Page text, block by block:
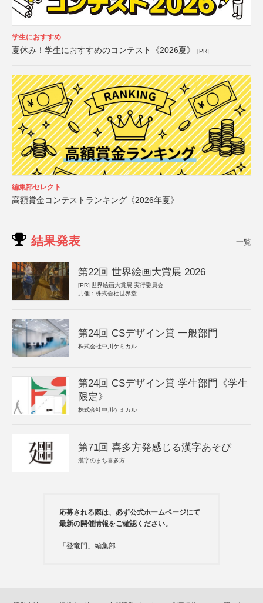
学生におすすめ
夏休み！学生におすすめのコンテスト《2026夏》 [PR]
編集部セレクト
高額賞金コンテストランキング《2026年夏》
結果発表 一覧
第22回 世界絵画大賞展 2026
[PR] 世界絵画大賞展 実行委員会
共催：株式会社世界堂
第24回 CSデザイン賞 一般部門
株式会社中川ケミカル
第24回 CSデザイン賞 学生部門《学生
限定》
株式会社中川ケミカル
第71回 喜多方発感じる漢字あそび
漢字のまち喜多方
応募される際は、必ず公式ホームページにて
最新の開催情報をご確認ください。
「登竜門」編集部